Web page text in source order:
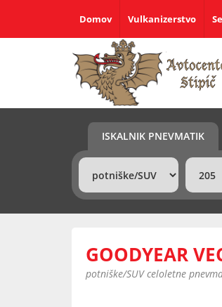
Domov Vulkanizerstvo
ISKALNIK PNEVMATIK
GOODYEAR
potniške/SUV celoletne